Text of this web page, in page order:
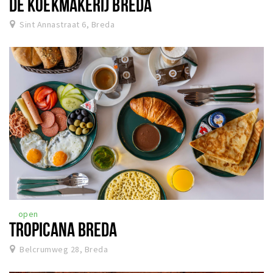
DE KOEKMAKERIJ BREDA
Sint Annastraat 6, Breda
open
TROPICANA BREDA
Belcrumweg 28, Breda